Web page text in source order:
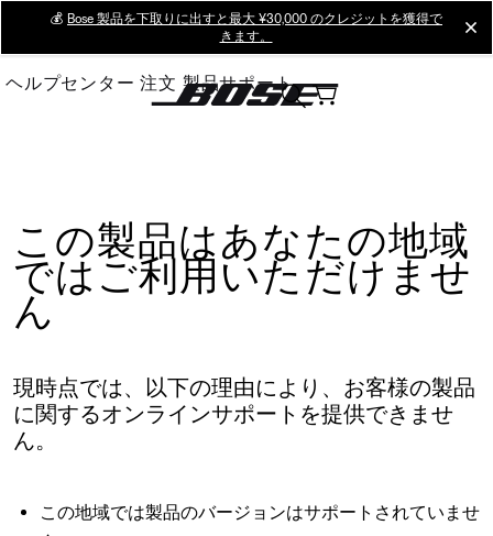
Main
💰 Bose 製品を下取りに出すと最大 ¥30,000 のクレジットを獲得で
きます。
ヘルプセンター 注文 製品サポート
この製品はあなたの地域
ではご利用いただけませ
ん
現時点では、以下の理由により、お客様の製品
に関するオンラインサポートを提供できませ
ん。
この地域では製品のバージョンはサポートされていませ